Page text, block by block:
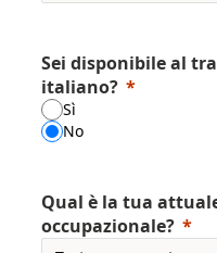
Sei disponibile al
italiano?
Sì
No
Qual è la tua
occupazionale?